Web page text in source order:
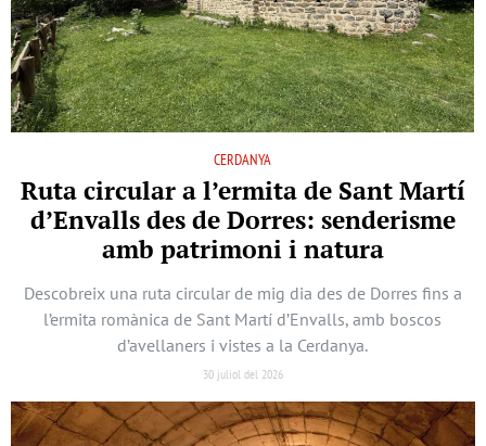
CERDANYA
Ruta circular a l’ermita de Sant Martí
d’Envalls des de Dorres: senderisme
amb patrimoni i natura
Descobreix una ruta circular de mig dia des de Dorres fins a
l’ermita romànica de Sant Martí d’Envalls, amb boscos
d’avellaners i vistes a la Cerdanya.
30 juliol del 2026